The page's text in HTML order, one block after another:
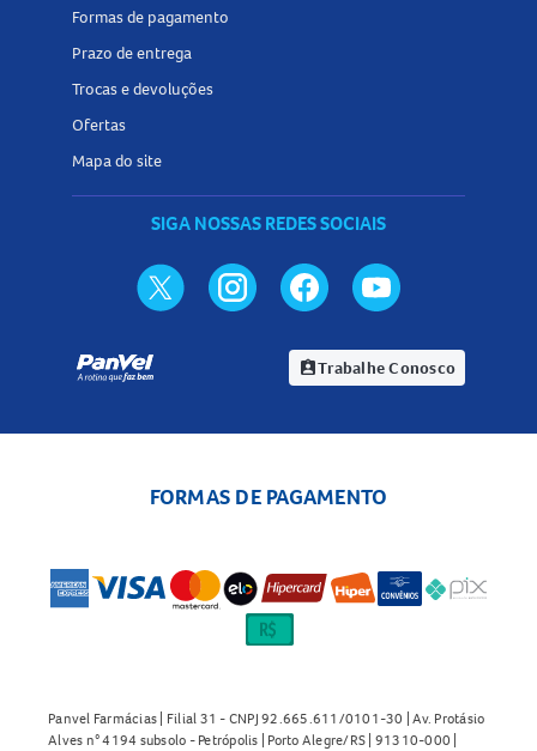
Formas de pagamento
Prazo de entrega
Trocas e devoluções
Ofertas
Mapa do site
SIGA NOSSAS REDES SOCIAIS
assignment_indTrabalhe Conosco
FORMAS DE PAGAMENTO
Panvel Farmácias | Filial 31 - CNPJ 92.665.611/0101-30 | Av. Protásio
Alves n° 4194 subsolo - Petrópolis | Porto Alegre/RS | 91310-000 |